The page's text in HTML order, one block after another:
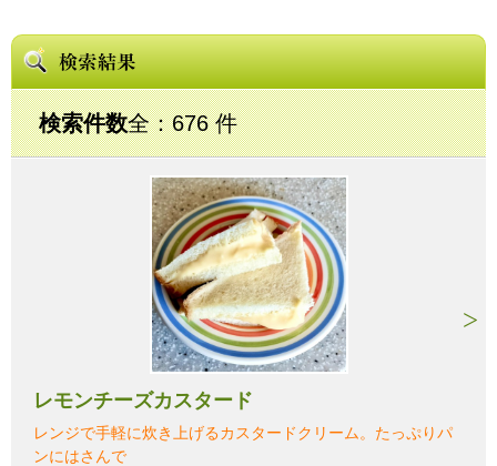
検索件数全：676 件
レモンチーズカスタード
レンジで手軽に炊き上げるカスタードクリーム。たっぷりパ
ンにはさんで